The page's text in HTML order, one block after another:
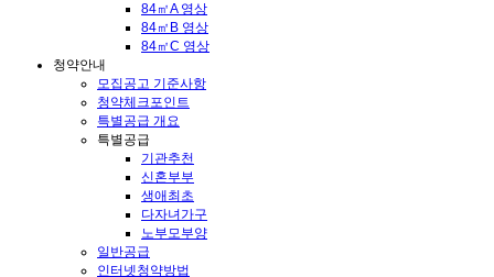
84㎡A 영상
84㎡B 영상
84㎡C 영상
청약안내
모집공고 기준사항
청약체크포인트
특별공급 개요
특별공급
기관추천
신혼부부
생애최초
다자녀가구
노부모부양
일반공급
인터넷청약방법